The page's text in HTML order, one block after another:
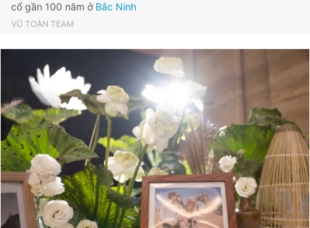
cổ gần 100 năm ở Bắc Ninh
VŨ TOÀN TEAM